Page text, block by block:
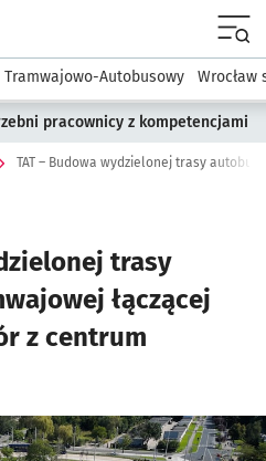
podserwis:
Tramwajowo-Autobusowy Wrocław
pracownicy z kompetencjami
trasy
łączącej
z centrum